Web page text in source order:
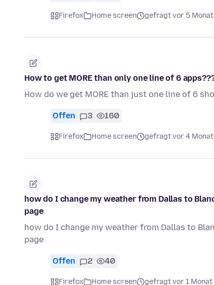
Firefox Home screen gefragt vor 5
How to get MORE than only one line of 6
How do we get MORE than just one line of 6
Offen 3 160
Firefox Home screen gefragt vor 4
how do I change my weather from Dallas to
page
how do I change my weather from Dallas to
page
Offen 2 40
Firefox Home screen gefragt vor 1 Monat